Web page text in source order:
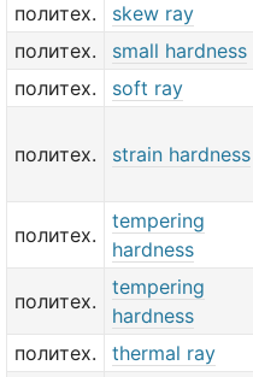
политех.
skew ray
политех.
small hardness
политех.
soft ray
политех. strain hardness
политех.
tempering
hardness
политех.
tempering
hardness
политех. thermal ray